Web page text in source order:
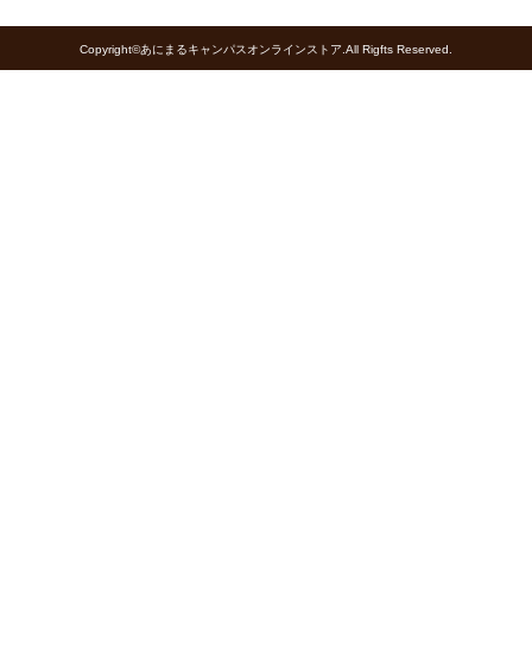
Copyright©あにまるキャンパスオンラインストア.All Rigfts Reserved.